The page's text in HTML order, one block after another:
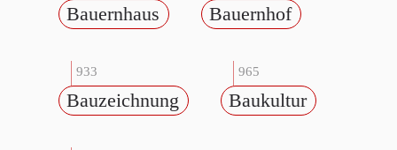
Bauernhaus Bauernhof
933
Bauzeichnung
965
Baukultur